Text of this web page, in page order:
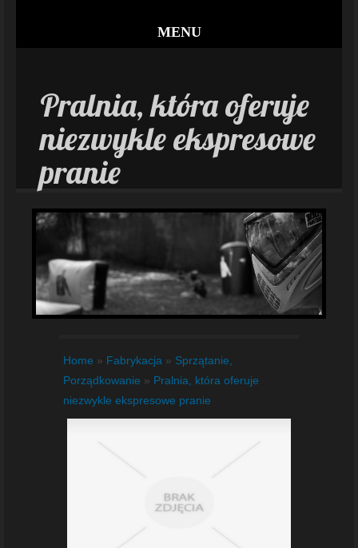
MENU
Pralnia, która oferuje
niezwykle ekspresowe
pranie
Home » Fabrykacja » Sprzątanie,
Porządkowanie » Pralnia, która oferuje
niezwykle ekspresowe pranie